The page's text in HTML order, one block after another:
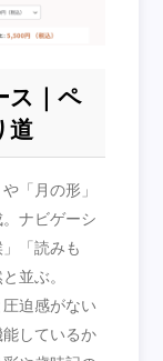
ス｜ペ
道
「月の形」
ナビゲーシ
「読みも
並ぶ。
迫感がない
しているか